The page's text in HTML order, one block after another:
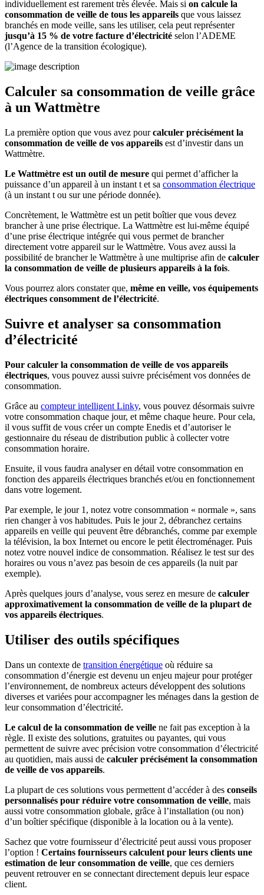
individuellement est rarement très élevée. Mais si on calcule la
consommation de veille de tous les appareils que vous laissez
branchés en mode veille, sans les utiliser, cela peut représenter
jusqu’à 15 % de votre facture d’électricité selon l’ADEME
(l’Agence de la transition écologique).
Calculer sa consommation de veille grâce
à un Wattmètre
La première option que vous avez pourcalculer précisément la
consommation de veille de vos appareils est d’investir dans un
Wattmètre.
Le Wattmètre est un outil de mesure qui permet d’afficher la
puissance d’un appareil à un instant t et sa consommation électrique
(à un instant t ou sur une période donnée).
Concrètement, le Wattmètre est un petit boîtier que vous devez
brancher à une prise électrique. La Wattmètre est lui-même équipé
d’une prise électrique intégrée qui vous permet de brancher
directement votre appareil sur le Wattmètre. Vous avez aussi la
possibilité de brancher le Wattmètre à une multiprise afin de calculer
la consommation de veille de plusieurs appareils à la fois.
Vous pourrez alors constater que, même en veille, vos équipements
électriques consomment de l’électricité.
Suivre et analyser sa consommation
d’électricité
Pour calculer la consommation de veille de vos appareils
électriques, vous pouvez aussi suivre précisément vos données de
consommation.
Grâce au compteur intelligent Linky, vous pouvez désormais suivre
votre consommation chaque jour, et même chaque heure. Pour cela,
il vous suffit de vous créer un compte Enedis et d’autoriser le
gestionnaire du réseau de distribution public à collecter votre
consommation horaire.
Ensuite, il vous faudra analyser en détail votre consommation en
fonction des appareils électriques branchés et/ou en fonctionnement
dans votre logement.
Par exemple, le jour 1, notez votre consommation « normale », sans
rien changer à vos habitudes. Puis le jour 2, débranchez certains
appareils en veille qui peuvent être débranchés, comme par exemple
la télévision, la box Internet ou encore le petit électroménager. Puis
notez votre nouvel indice de consommation. Réalisez le test sur des
horaires ou vous n’avez pas besoin de ces appareils (la nuit par
exemple).
Après quelques jours d’analyse, vous serez en mesure de calculer
approximativement la consommation de veille de la plupart de
vos appareils électriques.
Utiliser des outils spécifiques
Dans un contexte de transition énergétique où réduire sa
consommation d’énergie est devenu un enjeu majeur pour protéger
l’environnement, de nombreux acteurs développent des solutions
diverses et variées pour accompagner les ménages dans la gestion de
leur consommation d’électricité.
Le calcul de la consommation de veille ne fait pas exception à la
règle. Il existe des solutions, gratuites ou payantes, qui vous
permettent de suivre avec précision votre consommation d’électricité
au quotidien, mais aussi de calculer précisément la consommation
de veille de vos appareils.
La plupart de ces solutions vous permettent d’accéder à des conseils
personnalisés pour réduire votre consommation de veille, mais
aussi votre consommation globale, grâce à l’installation (ou non)
d’un boîtier spécifique (disponible à la location ou à la vente).
Sachez que votre fournisseur d’électricité peut aussi vous proposer
l’option ! Certains fournisseurs calculent pour leurs clients une
estimation de leur consommation de veille, que ces derniers
peuvent retrouver en se connectant directement depuis leur espace
client.